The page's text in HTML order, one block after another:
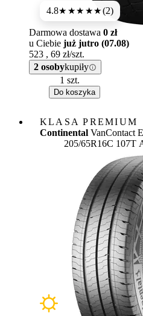
4.8★★★★★(2)
Dostępność:
Darmowa dostawa 0 zł
u Ciebie już jutro (07.08)
523 , 69 zł/szt.
2 osobykupiły
Do koszyka
KLASA PREMIUM
Continental VanContact
205/65R16C 107T